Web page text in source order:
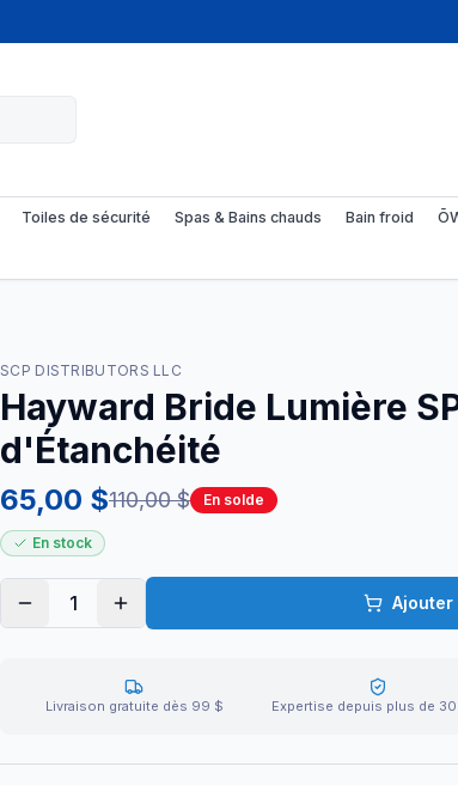
Toiles de sécurité Spas & Bains chauds Bain froid
SCP DISTRIBUTORS LLC
Hayward Bride Lumière
d'Étanchéité
65,00 $110,00 $ En solde
En stock
1 Ajouter
Livraison gratuite dès 99 $ Expertise depuis plus de 30